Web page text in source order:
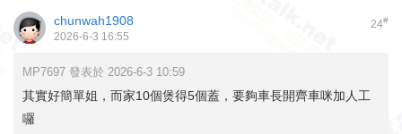
24#
chunwah1908
2026-6-3 16:55
MP7697 發表於 2026-6-3 10:59
其實好簡單姐，而家10個煲得5個蓋，要夠車長開齊車咪加人工
囉